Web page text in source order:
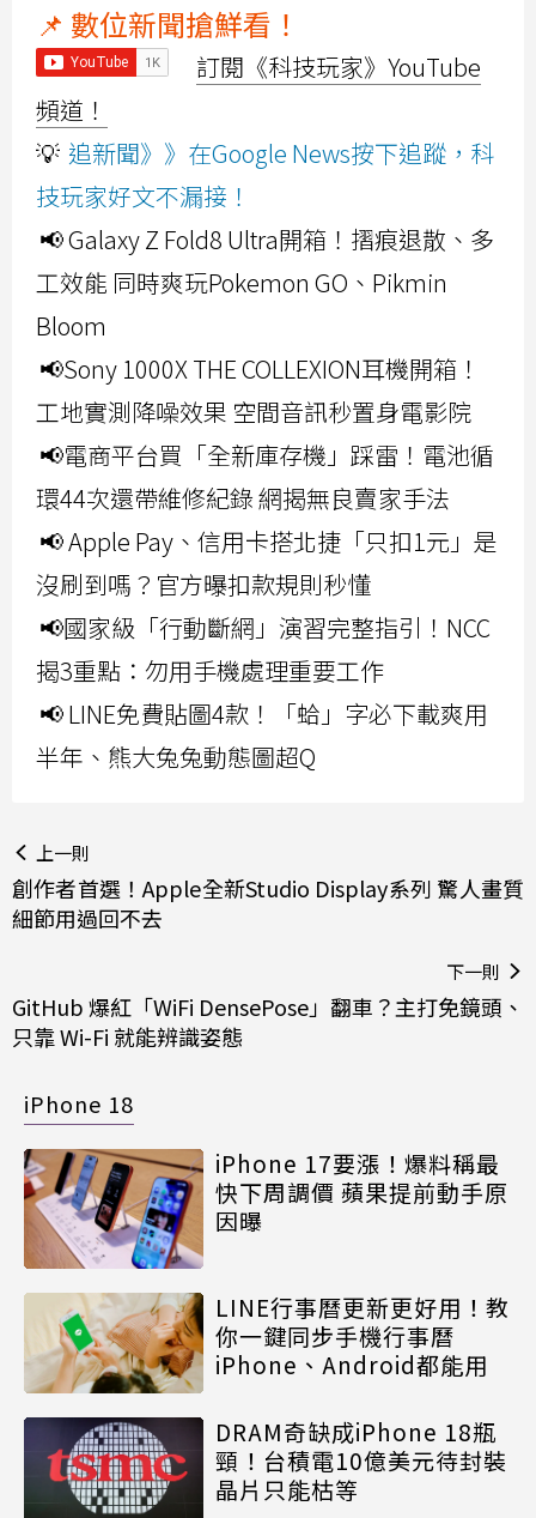
📌 數位新聞搶鮮看！
訂閱《科技玩家》YouTube
頻道！
💡 追新聞》》在Google News按下追蹤，科
技玩家好文不漏接！
📢 Galaxy Z Fold8 Ultra開箱！摺痕退散、多
工效能 同時爽玩Pokemon GO、Pikmin
Bloom
📢Sony 1000X THE COLLEXION耳機開箱！
工地實測降噪效果 空間音訊秒置身電影院
📢電商平台買「全新庫存機」踩雷！電池循
環44次還帶維修紀錄 網揭無良賣家手法
📢 Apple Pay、信用卡搭北捷「只扣1元」是
沒刷到嗎？官方曝扣款規則秒懂
📢國家級「行動斷網」演習完整指引！NCC
揭3重點：勿用手機處理重要工作
📢 LINE免費貼圖4款！「蛤」字必下載爽用
半年、熊大兔兔動態圖超Q
上一則
創作者首選！Apple全新Studio Display系列 驚人畫質
細節用過回不去
下一則
GitHub 爆紅「WiFi DensePose」翻車？主打免鏡頭、
只靠 Wi-Fi 就能辨識姿態
iPhone 18
iPhone 17要漲！爆料稱最
快下周調價 蘋果提前動手原
因曝
LINE行事曆更新更好用！教
你一鍵同步手機行事曆
iPhone、Android都能用
DRAM奇缺成iPhone 18瓶
頸！台積電10億美元待封裝
晶片只能枯等